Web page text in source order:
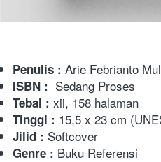
Penulis : Arie Febrianto
ISBN : Sedang Proses
Tebal : xii, 158 halaman
Tinggi : 15,5 x 23 cm
Jilid : Softcover
Genre : Buku Referensi